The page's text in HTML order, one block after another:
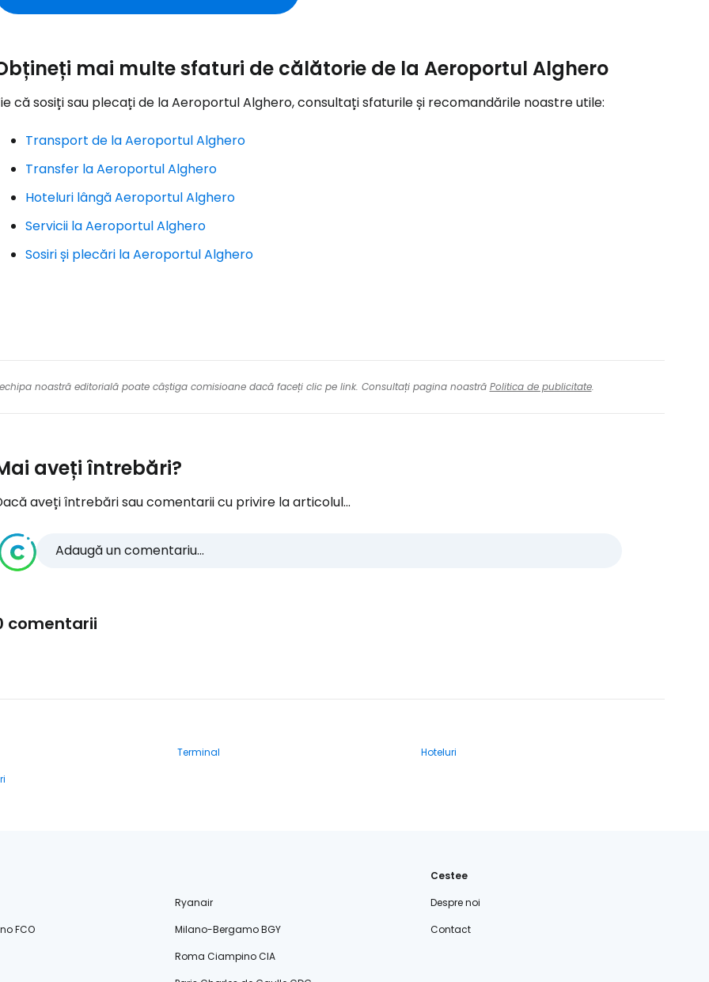
mai multe sfaturi de călătorie de la Aeroportul Alghero
că sosiți sau plecați de la Aeroportul Alghero, consultați sfaturile și recomandările noastre utile:
Transport de la Aeroportul Alghero
Transfer la Aeroportul Alghero
Hoteluri lângă Aeroportul Alghero
Servicii la Aeroportul Alghero
Sosiri și plecări la Aeroportul Alghero
noastră editorială poate câștiga comisioane dacă faceți clic pe link. Consultați pagina noastră Politica de publicitate.
aveți întrebări?
aveți întrebări sau comentarii cu privire la articolul...
Adaugă un comentariu...
comentarii
Terminal
Hoteluri
Ryanair
FCO
Milano-Bergamo BGY
Roma Ciampino CIA
Cestee
Despre noi
Contact
Continuați cu Facebook